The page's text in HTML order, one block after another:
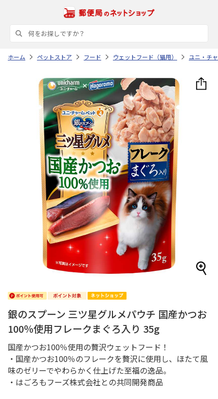
ホーム ペットストア フード ウェットフード（猫用） ユニ・チ
銀のスプーン 三ツ星グルメパウチ 国産かつお
100％使用フレークまぐろ入り 35g
国産かつお100％使用の贅沢ウェットフード！
・国産かつお100％のフレークを贅沢に使用し、ほたて風
味のゼリーでやわらかく仕上げた至福の逸品。
・はごろもフーズ株式会社との共同開発商品